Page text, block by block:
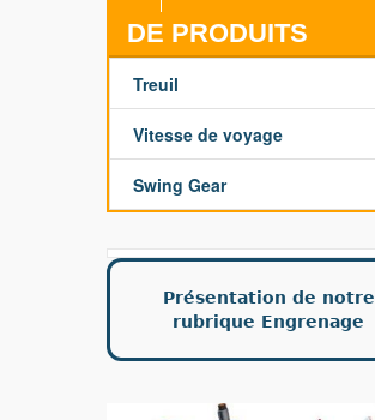
DE PRODUITS
Treuil
Vitesse de voyage
Swing Gear
Présentation de notre
rubrique Engrenage